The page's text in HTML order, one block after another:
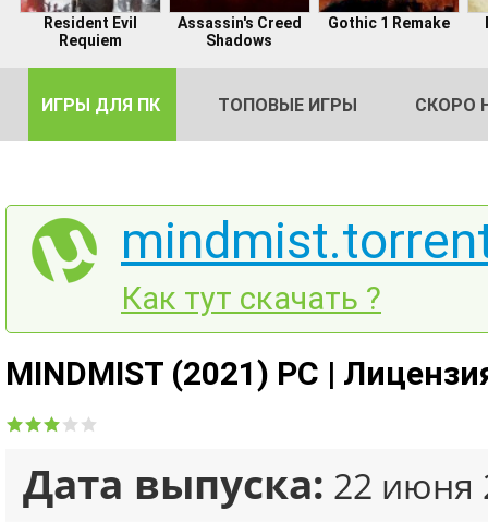
Resident Evil
Requiem
Assassin's Creed
Shadows
Gothic 1 Remake
ИГРЫ ДЛЯ ПК ТОПОВЫЕ ИГРЫ СКОРО
Как тут скачать ?
MINDMIST (2021) PC |
Дата выпуска: 22 июня